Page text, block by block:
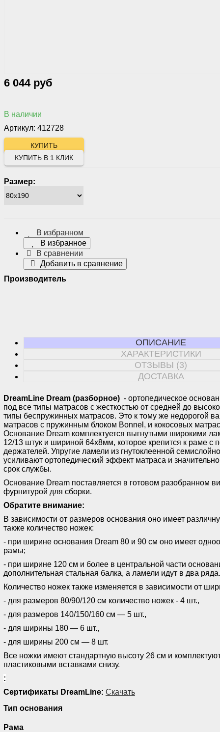
6 044 руб
В наличии
Артикул: 412728
Размер:
КУПИТЬ В 1 КЛИК
В избранном
В избранное
В сравнении
Добавить в сравнение
Производитель
ОПИСАНИЕ
ХАРАКТЕРИСТИКИ
ОТЗЫВЫ (3)
ДОСТАВКА
DreamLine Dream (разборное) - ортопедическое
под все типы матрасов c жесткостью от средней до
типы беспружинных матрасов. Это к тому же недорогой
матрасов с пружинным блоком Bonnel, и кокосовых
Основание Dream комплектуется выгнутыми широкими
12/13 штук и шириной 64х8мм, которое крепится к раме с
держателей. Упругие ламели из гнутоклеенной
усиливают ортопедический эффект матраса и
срок службы.
Основание Dream поставляется в готовом разобранном
фурнитурой для сборки.
Обратите внимание:
В зависимости от размеров основания оно имеет
также количество ножек:
- при ширине основания Dream 80 и 90 см оно имеет
рамы;
- при ширине 120 см и более в центральной части
дополнительная стальная балка, а ламели идут в два ряда.
Количество ножек также изменяется в зависимости от
- для размеров 80/90/120 см количество ножек - 4 шт.,
- для размеров 140/150/160 см — 5 шт.,
- для ширины 180 — 6 шт.,
- для ширины 200 см — 8 шт.
Все ножки имеют стандартную высоту 26 см и
пластиковыми вставками снизу.
:
Сертификаты DreamLine: Скачать
Тип основания
Рама